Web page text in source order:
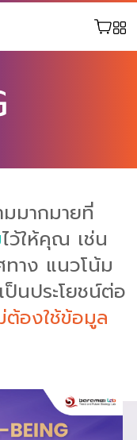
มมากมายที่
ไว้ให้คุณ เช่น
าง แนวโน้ม
นประโยชน์ต่อ
ต้องใช้ข้อมูล